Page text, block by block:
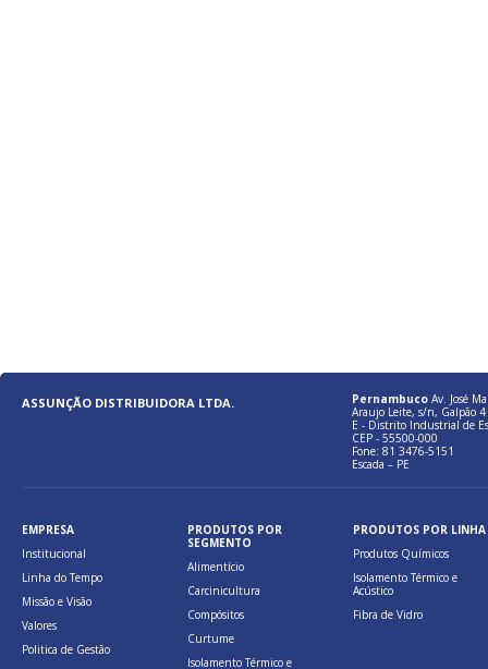
ASSUNÇÃO DISTRIBUIDORA LTDA. Pernambuco Av. José
Araujo Leite, s/n, Galpão 4
E - Distrito Industrial de
CEP - 55500-000
Fone: 81 3476-5151
Escada – PE
EMPRESA
Institucional
Linha do Tempo
Missão e Visão
Valores
Politica de Gestão
PRODUTOS POR
SEGMENTO
Alimentício
Carcinicultura
Compósitos
Curtume
Isolamento Térmico e
PRODUTOS POR LINHA
Produtos Químicos
Isolamento Térmico e
Acústico
Fibra de Vidro